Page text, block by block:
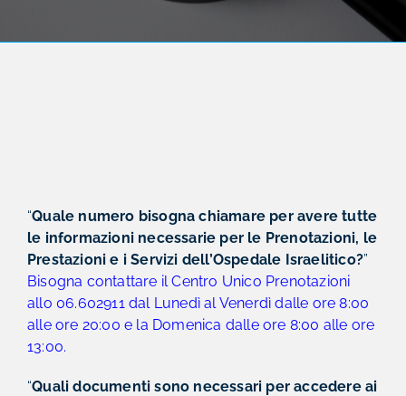
“Quale numero bisogna chiamare per avere tutte
le informazioni necessarie per le Prenotazioni, le
Prestazioni e i Servizi dell’Ospedale Israelitico?”
Bisogna contattare il Centro Unico Prenotazioni
allo 06.602911 dal Lunedì al Venerdì dalle ore 8:00
alle ore 20:00 e la Domenica dalle ore 8:00 alle ore
13:00.
“Quali documenti sono necessari per accedere ai